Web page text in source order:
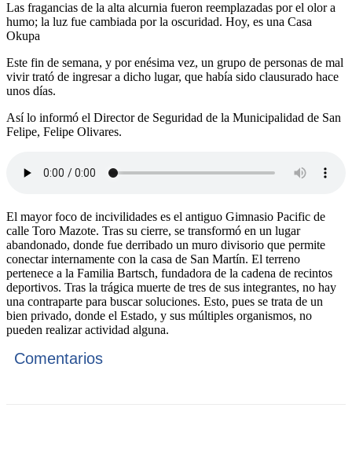
Las fragancias de la alta alcurnia fueron reemplazadas por el olor a
humo; la luz fue cambiada por la oscuridad. Hoy, es una Casa
Okupa
Este fin de semana, y por enésima vez, un grupo de personas de mal
vivir trató de ingresar a dicho lugar, que había sido clausurado hace
unos días.
Así lo informó el Director de Seguridad de la Municipalidad de San
Felipe, Felipe Olivares.
El mayor foco de incivilidades es el antiguo Gimnasio Pacific de
calle Toro Mazote. Tras su cierre, se transformó en un lugar
abandonado, donde fue derribado un muro divisorio que permite
conectar internamente con la casa de San Martín. El terreno
pertenece a la Familia Bartsch, fundadora de la cadena de recintos
deportivos. Tras la trágica muerte de tres de sus integrantes, no hay
una contraparte para buscar soluciones. Esto, pues se trata de un
bien privado, donde el Estado, y sus múltiples organismos, no
pueden realizar actividad alguna.
Comentarios